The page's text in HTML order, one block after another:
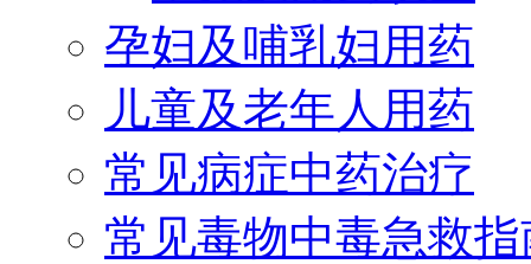
孕妇及哺乳妇用药
儿童及老年人用药
常见病症中药治疗
常见毒物中毒急救指